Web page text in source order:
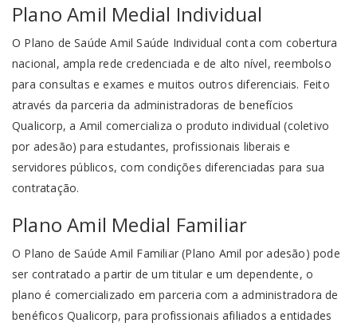
Plano Amil Medial Individual
O Plano de Saúde Amil Saúde Individual conta com cobertura
nacional, ampla rede credenciada e de alto nível, reembolso
para consultas e exames e muitos outros diferenciais. Feito
através da parceria da administradoras de benefícios
Qualicorp, a Amil comercializa o produto individual (coletivo
por adesão) para estudantes, profissionais liberais e
servidores públicos, com condições diferenciadas para sua
contratação.
Plano Amil Medial Familiar
O Plano de Saúde Amil Familiar (Plano Amil por adesão) pode
ser contratado a partir de um titular e um dependente, o
plano é comercializado em parceria com a administradora de
benéficos Qualicorp, para profissionais afiliados a entidades